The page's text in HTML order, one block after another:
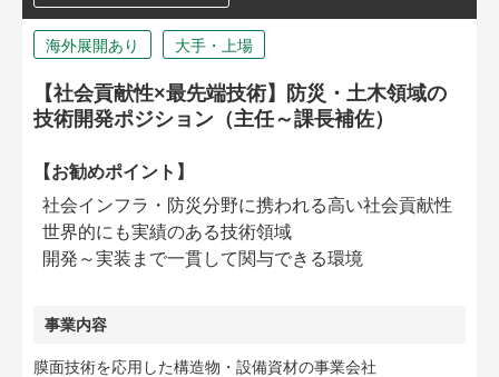
海外展開あり 大手・上場
【社会貢献性×最先端技術】防災・土木領域の
技術開発ポジション（主任～課長補佐）
【お勧めポイント】
社会インフラ・防災分野に携われる高い社会貢献性
世界的にも実績のある技術領域
開発～実装まで一貫して関与できる環境
事業内容
膜面技術を応用した構造物・設備資材の事業会社